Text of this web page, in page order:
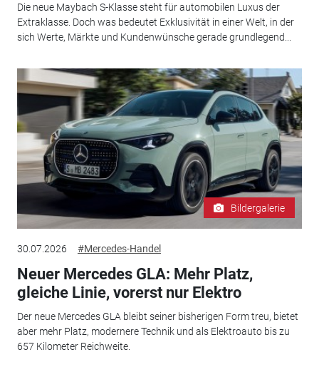
Die neue Maybach S-Klasse steht für automobilen Luxus der
Extraklasse. Doch was bedeutet Exklusivität in einer Welt, in der
sich Werte, Märkte und Kundenwünsche gerade grundlegend...
Bildergalerie
30.07.2026 #Mercedes-Handel
Neuer Mercedes GLA: Mehr Platz,
gleiche Linie, vorerst nur Elektro
Der neue Mercedes GLA bleibt seiner bisherigen Form treu, bietet
aber mehr Platz, modernere Technik und als Elektroauto bis zu
657 Kilometer Reichweite.